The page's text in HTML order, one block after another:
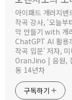
아이패드 개러지
작곡 강사, '오늘부
악 만들기 with 개
ChatGPT AI 활용
작곡 입문' 저자,
OranJino | 음원,
동 14년차
구독하기